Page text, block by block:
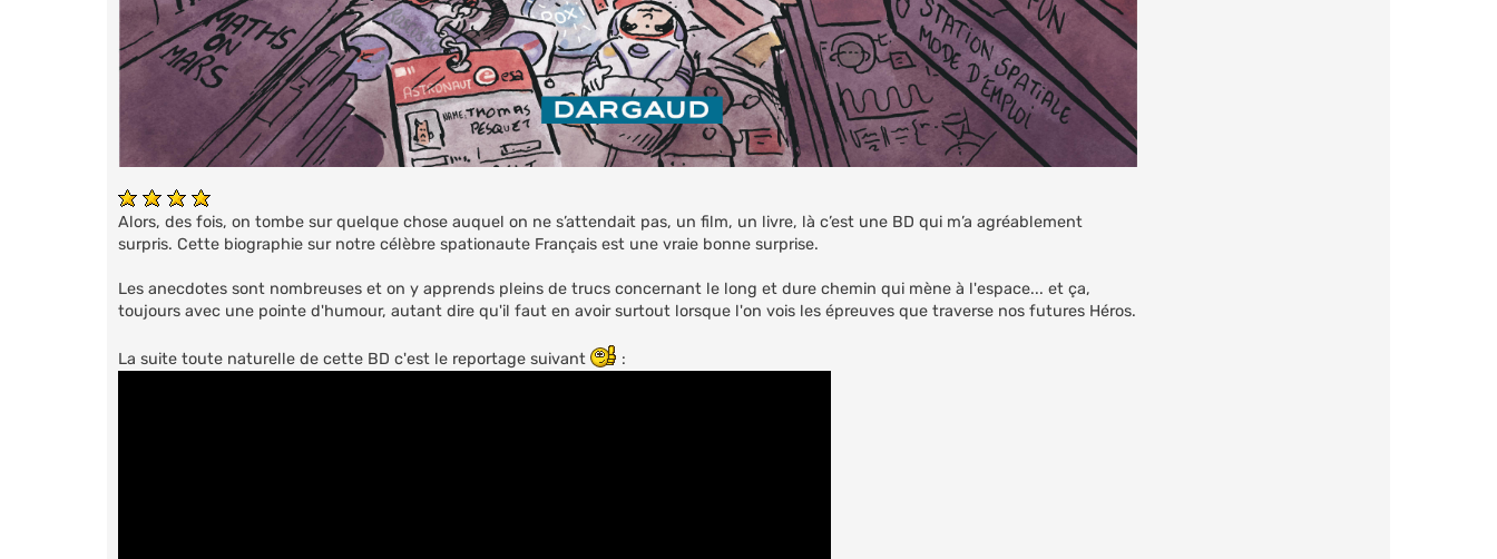
Alors, des fois, on tombe sur quelque chose auquel on ne s’attendait pas, un film, un livre, là c’est une BD qui m’a agréablement
surpris. Cette biographie sur notre célèbre spationaute Français est une vraie bonne surprise.
Les anecdotes sont nombreuses et on y apprends pleins de trucs concernant le long et dure chemin qui mène à l'espace... et ça,
toujours avec une pointe d'humour, autant dire qu'il faut en avoir surtout lorsque l'on vois les épreuves que traverse nos futures Héros.
La suite toute naturelle de cette BD c'est le reportage suivant :